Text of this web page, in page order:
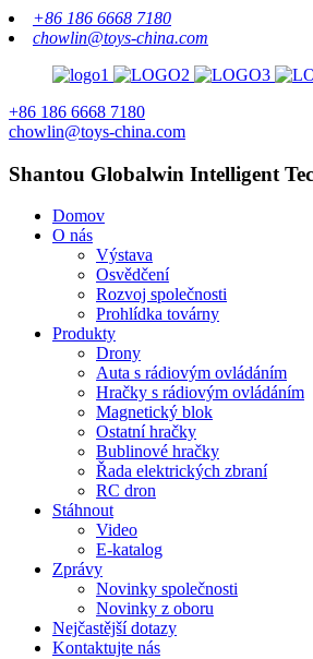
+86 186 6668 7180
chowlin@toys-china.com
+86 186 6668 7180
chowlin@toys-china.com
Shantou Globalwin Intelligent
Domov
O nás
Výstava
Osvědčení
Rozvoj společnosti
Prohlídka továrny
Produkty
Drony
Auta s rádiovým ovládáním
Hračky s rádiovým ovládáním
Magnetický blok
Ostatní hračky
Bublinové hračky
Řada elektrických zbraní
RC dron
Stáhnout
Video
E-katalog
Zprávy
Novinky společnosti
Novinky z oboru
Nejčastější dotazy
Kontaktujte nás